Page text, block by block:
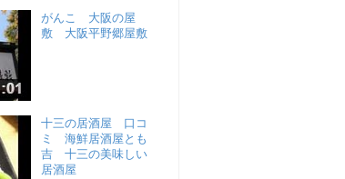
がんこ 大阪の屋
敷 大阪平野郷屋敷
十三の居酒屋 口コ
ミ 海鮮居酒屋とも
吉 十三の美味しい
居酒屋